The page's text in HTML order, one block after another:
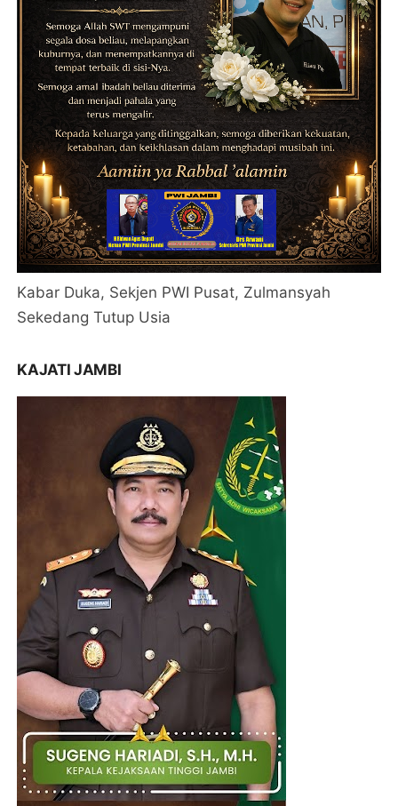
Kabar Duka, Sekjen PWI Pusat, Zulmansyah
Sekedang Tutup Usia
KAJATI JAMBI